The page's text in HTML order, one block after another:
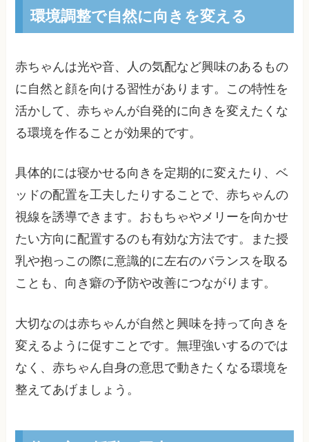
環境調整で自然に向きを変える
赤ちゃんは光や音、人の気配など興味のあるもの
に自然と顔を向ける習性があります。この特性を
活かして、赤ちゃんが自発的に向きを変えたくな
る環境を作ることが効果的です。
具体的には寝かせる向きを定期的に変えたり、ベ
ッドの配置を工夫したりすることで、赤ちゃんの
視線を誘導できます。おもちゃやメリーを向かせ
たい方向に配置するのも有効な方法です。また授
乳や抱っこの際に意識的に左右のバランスを取る
ことも、向き癖の予防や改善につながります。
大切なのは赤ちゃんが自然と興味を持って向きを
変えるように促すことです。無理強いするのでは
なく、赤ちゃん自身の意思で動きたくなる環境を
整えてあげましょう。